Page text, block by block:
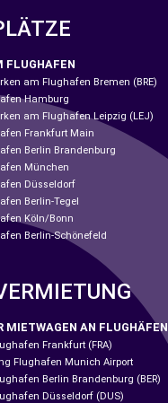
FLUGHAFEN
am Flughafen Bremen (BRE)
Hamburg
am Flughafen Leipzig (LEJ)
Frankfurt Main
Berlin Brandenburg
München
Düsseldorf
Berlin-Tegel
Köln/Bonn
Berlin-Schönefeld
MIETWAGEN AN FLUGHÄFEN
Frankfurt (FRA)
Flughafen Munich Airport
Berlin Brandenburg (BER)
Düsseldorf (DUS)